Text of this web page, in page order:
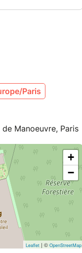
Paris
Manoeuvre, Paris
+
−
Leaflet | © OpenStreetMap